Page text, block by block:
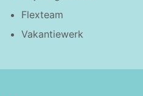
Flexteam
Vakantiewerk